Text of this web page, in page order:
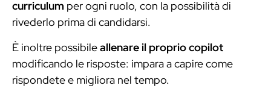
curriculum per ogni ruolo, con la possibilità di
rivederlo prima di candidarsi.
È inoltre possibileallenare il proprio copilot
modificando le risposte: impara a capire come
rispondete e migliora nel tempo.